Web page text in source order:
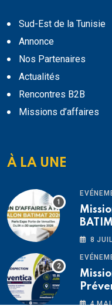
Sud-Est de la Tunisie
Annonce
Nos Partenaires
Actualités
Rencontres B2B
Missions d’affaires
À LA UNE
26 au
8
194